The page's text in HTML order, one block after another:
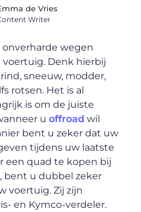
de Vries
Writer
wegen
Denk hierbij
sneeuw, modder,
rotsen. Het is al
is om de juiste
uoffroad wil
bent u zeker dat uw
tijdens uw laatste
een quad te kopen bij
bent u dubbel zeker
voertuig. Zij zijn
en Kymco-verdeler.